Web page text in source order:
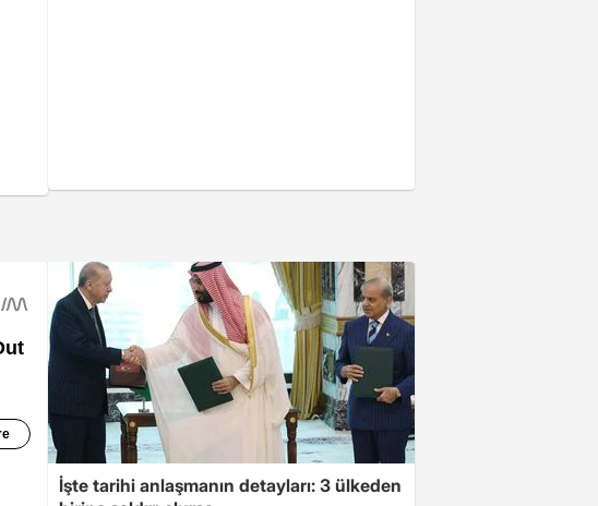
İşte tarihi anlaşmanın detayları: 3 ülkeden